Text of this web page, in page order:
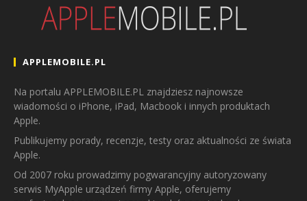
APPLEMOBILE.PL
Na portalu APPLEMOBILE.PL znajdziesz najnowsze
wiadomości o iPhone, iPad, Macbook i innych produktach
Apple.
Publikujemy porady, recenzje, testy oraz aktualności ze świata
Apple.
Od 2007 roku prowadzimy pogwarancyjny autoryzowany
serwis MyApple urządzeń firmy Apple, oferujemy